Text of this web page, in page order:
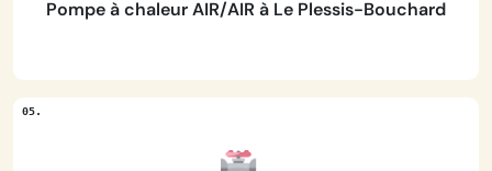
Pompe à chaleur AIR/AIR à Le Plessis-Bouchard